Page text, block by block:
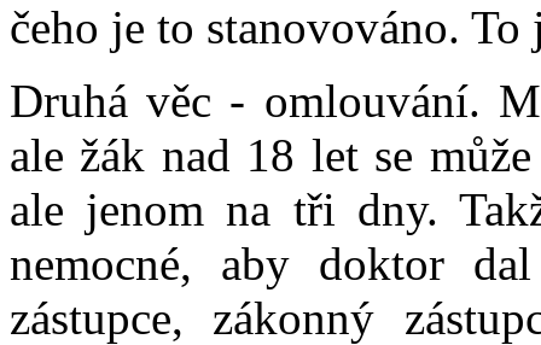
čeho je to stanovováno.
Druhá věc - omlouvání.
ale žák nad 18 let se
ale jenom na tři dny.
nemocné, aby doktor
zástupce, zákonný